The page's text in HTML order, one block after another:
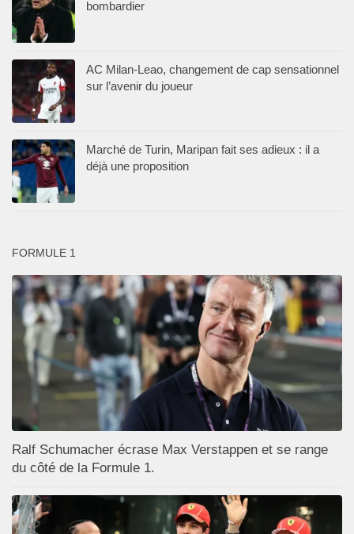
bombardier
AC Milan-Leao, changement de cap sensationnel
sur l’avenir du joueur
Marché de Turin, Maripan fait ses adieux : il a
déjà une proposition
FORMULE 1
Ralf Schumacher écrase Max Verstappen et se range
du côté de la Formule 1.